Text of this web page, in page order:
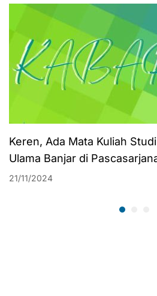
Terbaik Saya
Keren, Ada Mata Kuliah
Ulama Banjar di
21/11/2024